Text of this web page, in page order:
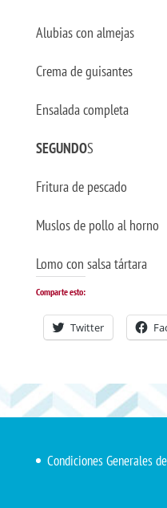
Alubias con almejas
Crema de guisantes
Ensalada completa
SEGUNDOS
Fritura de pescado
Muslos de pollo al horno
Lomo con salsa tártara
Comparte esto:
Twitter
Condiciones Generales